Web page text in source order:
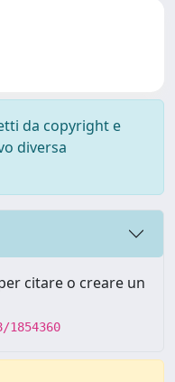
da copyright e
diversa
citare o creare un